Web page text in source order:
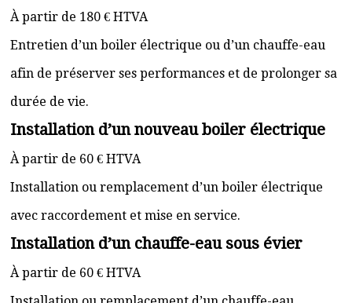
À partir de 180 € HTVA
Entretien d’un boiler électrique ou d’un chauffe-eau
afin de préserver ses performances et de prolonger sa
durée de vie.
Installation d’un nouveau boiler électrique
À partir de 60 € HTVA
Installation ou remplacement d’un boiler électrique
avec raccordement et mise en service.
Installation d’un chauffe-eau sous évier
À partir de 60 € HTVA